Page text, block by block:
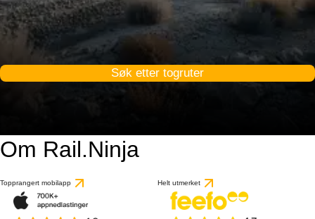
Søk etter togruter
Om Rail.Ninja
Topprangert mobilapp Helt utmerket